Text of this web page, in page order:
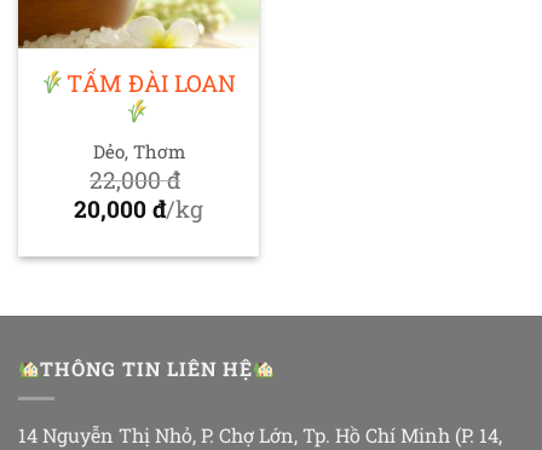
TẤM ĐÀI LOAN
Dẻo, Thơm
22,000đ
Giá
là:
20,000 đ/kg
hiện
là:
20,000 đ.
THÔNG TIN LIÊN HỆ
14 Nguyễn Thị Nhỏ, P. Chợ Lớn, Tp. Hồ Chí Minh (P. 14,